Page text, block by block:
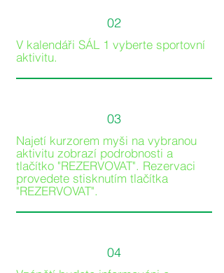
02
V kalendáři SÁL 1 vyberte sportovní
aktivitu.
03
Najetí kurzorem myši na vybranou
aktivitu zobrazí podrobnosti a
tlačítko "REZERVOVAT". Rezervaci
provedete stisknutím tlačítka
"REZERVOVAT".
04